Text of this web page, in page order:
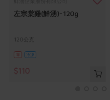
居家好物
美妝保養
漬物
飲品
主婦聯盟X樂齡網特約優惠案
30%rPET紅烏龍茶
2024農業發展計畫年度報告
廢核運動
公益金
社員權益
合作社法規
社務專區
左宗棠雞(鮮湧)-120g
120公克
冷凍
$110